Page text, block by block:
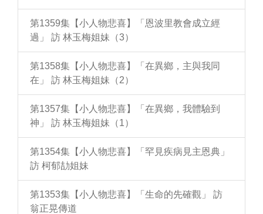
第1359集【小人物悲喜】「恩波里教會成立經
過」 訪 林玉梅姐妹（3）
第1358集【小人物悲喜】「在異鄉，主與我同
在」 訪 林玉梅姐妹（2）
第1357集【小人物悲喜】「在異鄉，我體驗到
神」 訪 林玉梅姐妹（1）
第1354集【小人物悲喜】「罕見疾病見主恩典」
訪 柯郁劼姐妹
第1353集【小人物悲喜】「生命的先確觀」 訪
翁正晃傳道